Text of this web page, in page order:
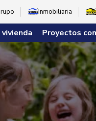
Inmobiliaria
Proyectos